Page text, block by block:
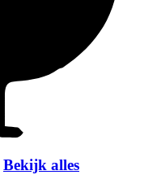
Bekijk alles